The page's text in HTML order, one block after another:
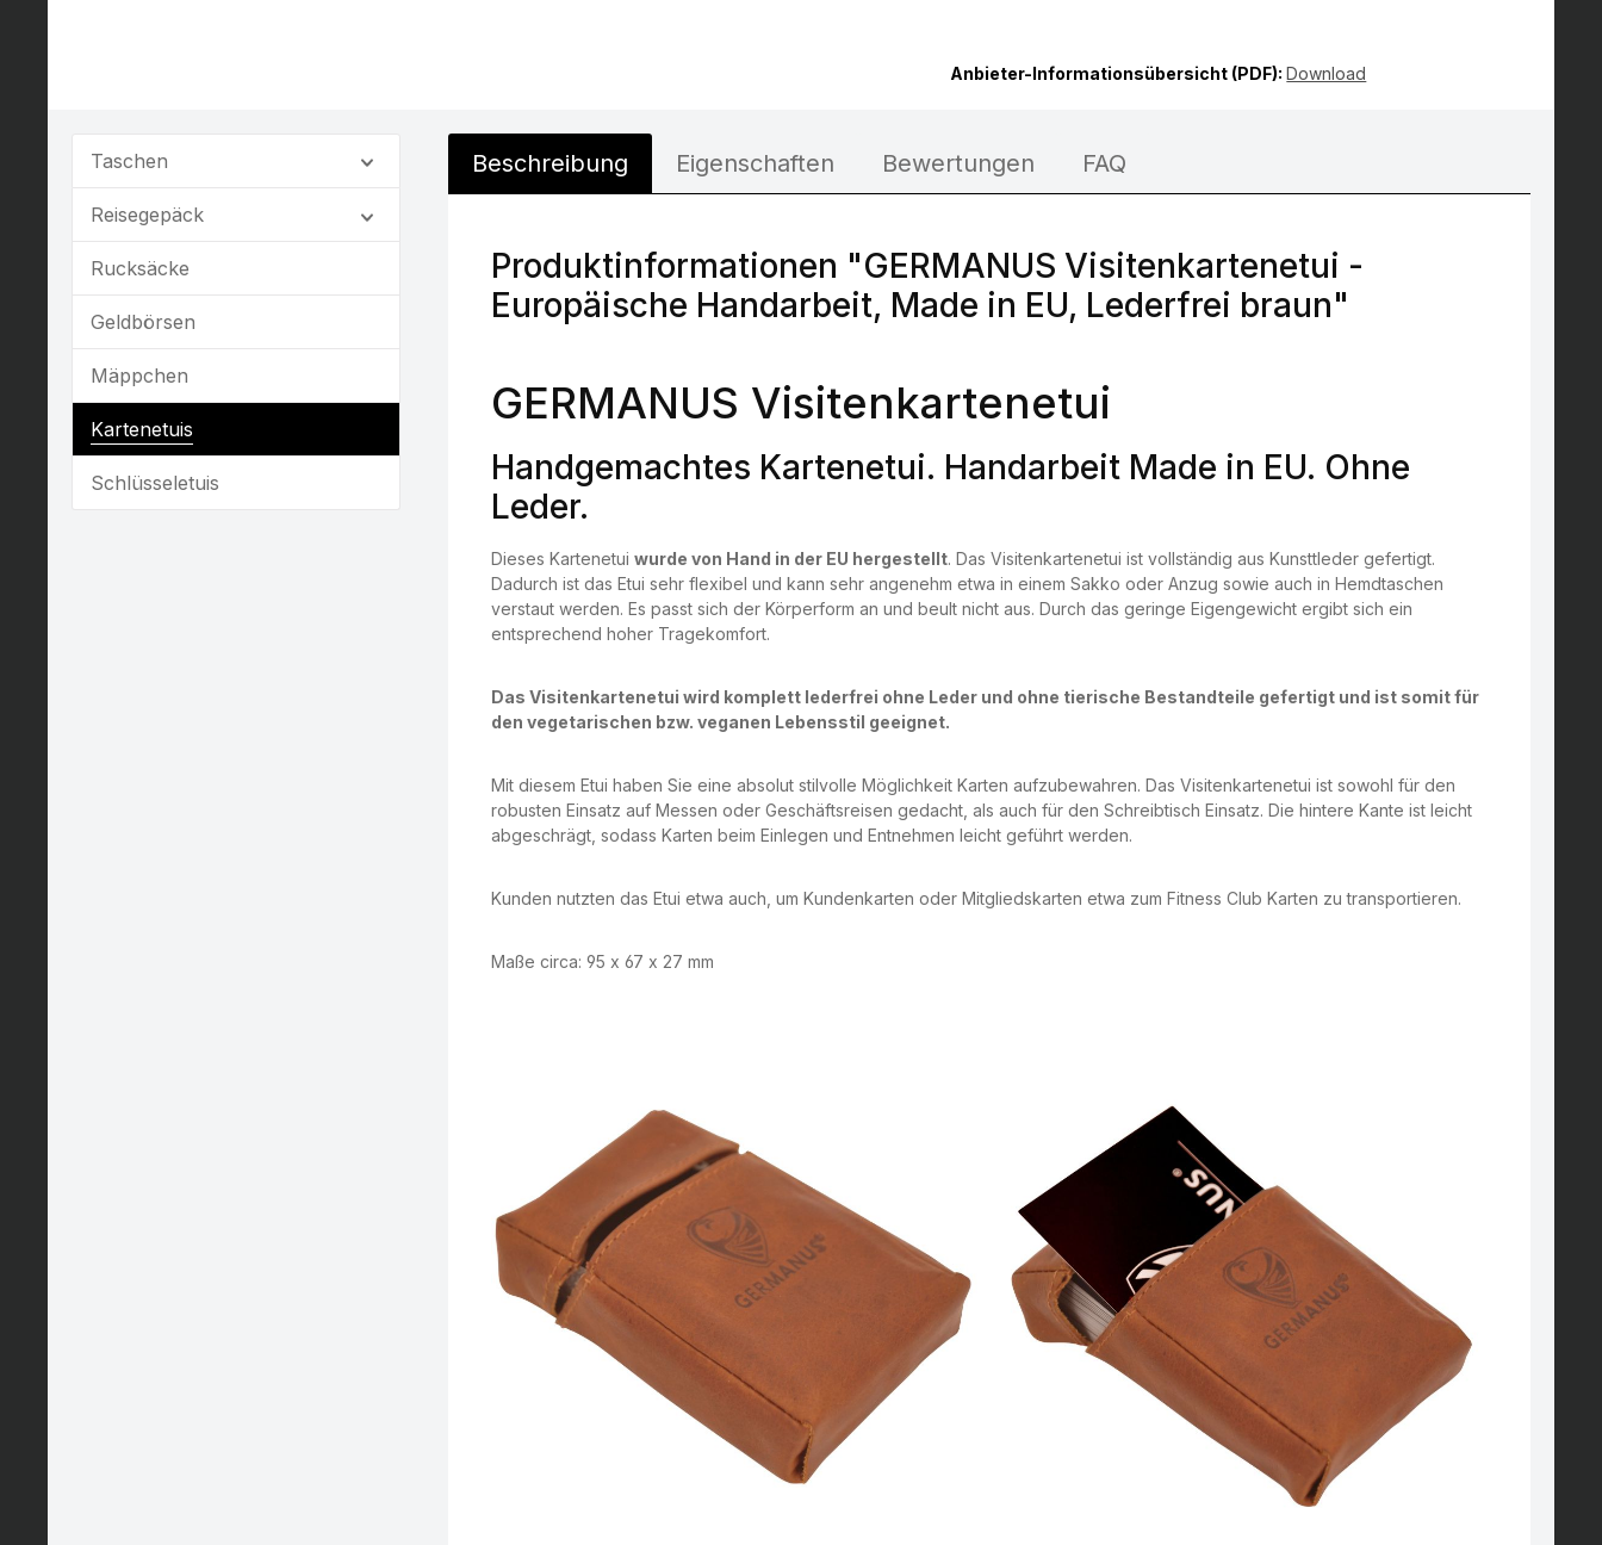
Anbieter-Informationsübersicht (PDF):Download
Taschen
Reisegepäck
Rucksäcke
Geldbörsen
Mäppchen
Kartenetuis
Schlüsseletuis
Beschreibung Eigenschaften Bewertungen FAQ
Produktinformationen "GERMANUS Visitenkartenetui -
Europäische Handarbeit, Made in EU, Lederfrei braun"
GERMANUS Visitenkartenetui
Handgemachtes Kartenetui. Handarbeit Made in EU. Ohne
Leder.
Dieses Kartenetui wurde von Hand in der EU hergestellt. Das Visitenkartenetui ist vollständig aus Kunsttleder gefertigt.
Dadurch ist das Etui sehr flexibel und kann sehr angenehm etwa in einem Sakko oder Anzug sowie auch in Hemdtaschen
verstaut werden. Es passt sich der Körperform an und beult nicht aus. Durch das geringe Eigengewicht ergibt sich ein
entsprechend hoher Tragekomfort.
Das Visitenkartenetui wird komplett lederfrei ohne Leder und ohne tierische Bestandteile gefertigt und ist somit für
den vegetarischen bzw. veganen Lebensstil geeignet.
Mit diesem Etui haben Sie eine absolut stilvolle Möglichkeit Karten aufzubewahren. Das Visitenkartenetui ist sowohl für den
robusten Einsatz auf Messen oder Geschäftsreisen gedacht, als auch für den Schreibtisch Einsatz. Die hintere Kante ist leicht
abgeschrägt, sodass Karten beim Einlegen und Entnehmen leicht geführt werden.
Kunden nutzten das Etui etwa auch, um Kundenkarten oder Mitgliedskarten etwa zum Fitness Club Karten zu transportieren.
Maße circa: 95 x 67 x 27 mm